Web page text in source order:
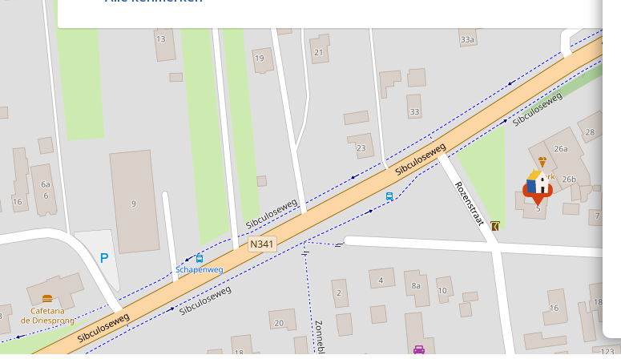
Vraagprijs:
€ 489.000 kosten koper (k.k.)
Interesse?
Neem contact op voor meer informatie of een bezichtiging en ontdek zelf de ruimte, rust
en mogelijkheden die deze woning te bieden heeft.
Wonen in Westerhaar-Vriezenveensewijk – ruimte, comfort en privacy op een prachtig
perceel van 641 m².
Soort bouw
Bestaande bouw
1959
Soort dak
Zadeldak Pannen
Kadastrale gegevens
Volle eigendom, gemeente Vriezenveen,
sectie B, nummer 8229 ,
perceeloppervlakte: 529 m2
Volle eigendom, gemeente Vriezenveen,
sectie B, nummer 8159 ,
perceeloppervlakte: 112 m2
OPPERVLAKTE EN INHOUD
Woonoppervlakte 161m 2
Externe bergruimte 38m
1/43